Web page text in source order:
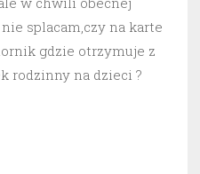
splacam,czy na karte
gdzie otrzymuje z
rodzinny na dzieci ?